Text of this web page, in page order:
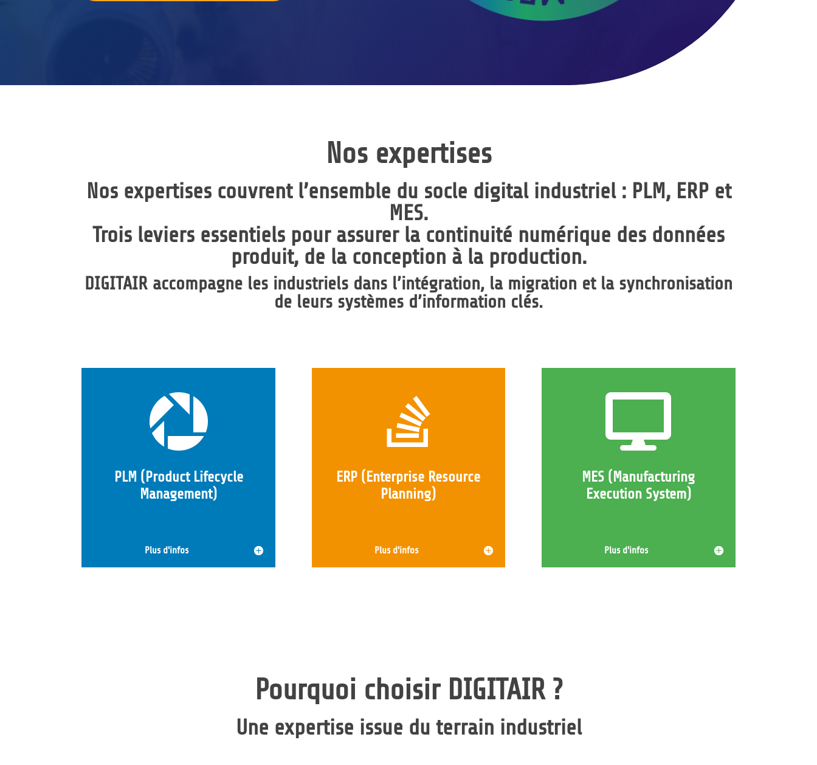
Nos expertises
Nos expertises couvrent l’ensemble du socle digital industriel : PLM, ERP et
MES.
Trois leviers essentiels pour assurer la continuité numérique des données
produit, de la conception à la production.
DIGITAIR accompagne les industriels dans l’intégration, la migration et la synchronisation
de leurs systèmes d’information clés.

PLM (Product Lifecycle
Management)
Plus d'infos

ERP (Enterprise Resource
Planning)
Plus d'infos

MES (Manufacturing
Execution System)
Plus d'infos
Pourquoi choisir DIGITAIR ?
Une expertise issue du terrain industriel